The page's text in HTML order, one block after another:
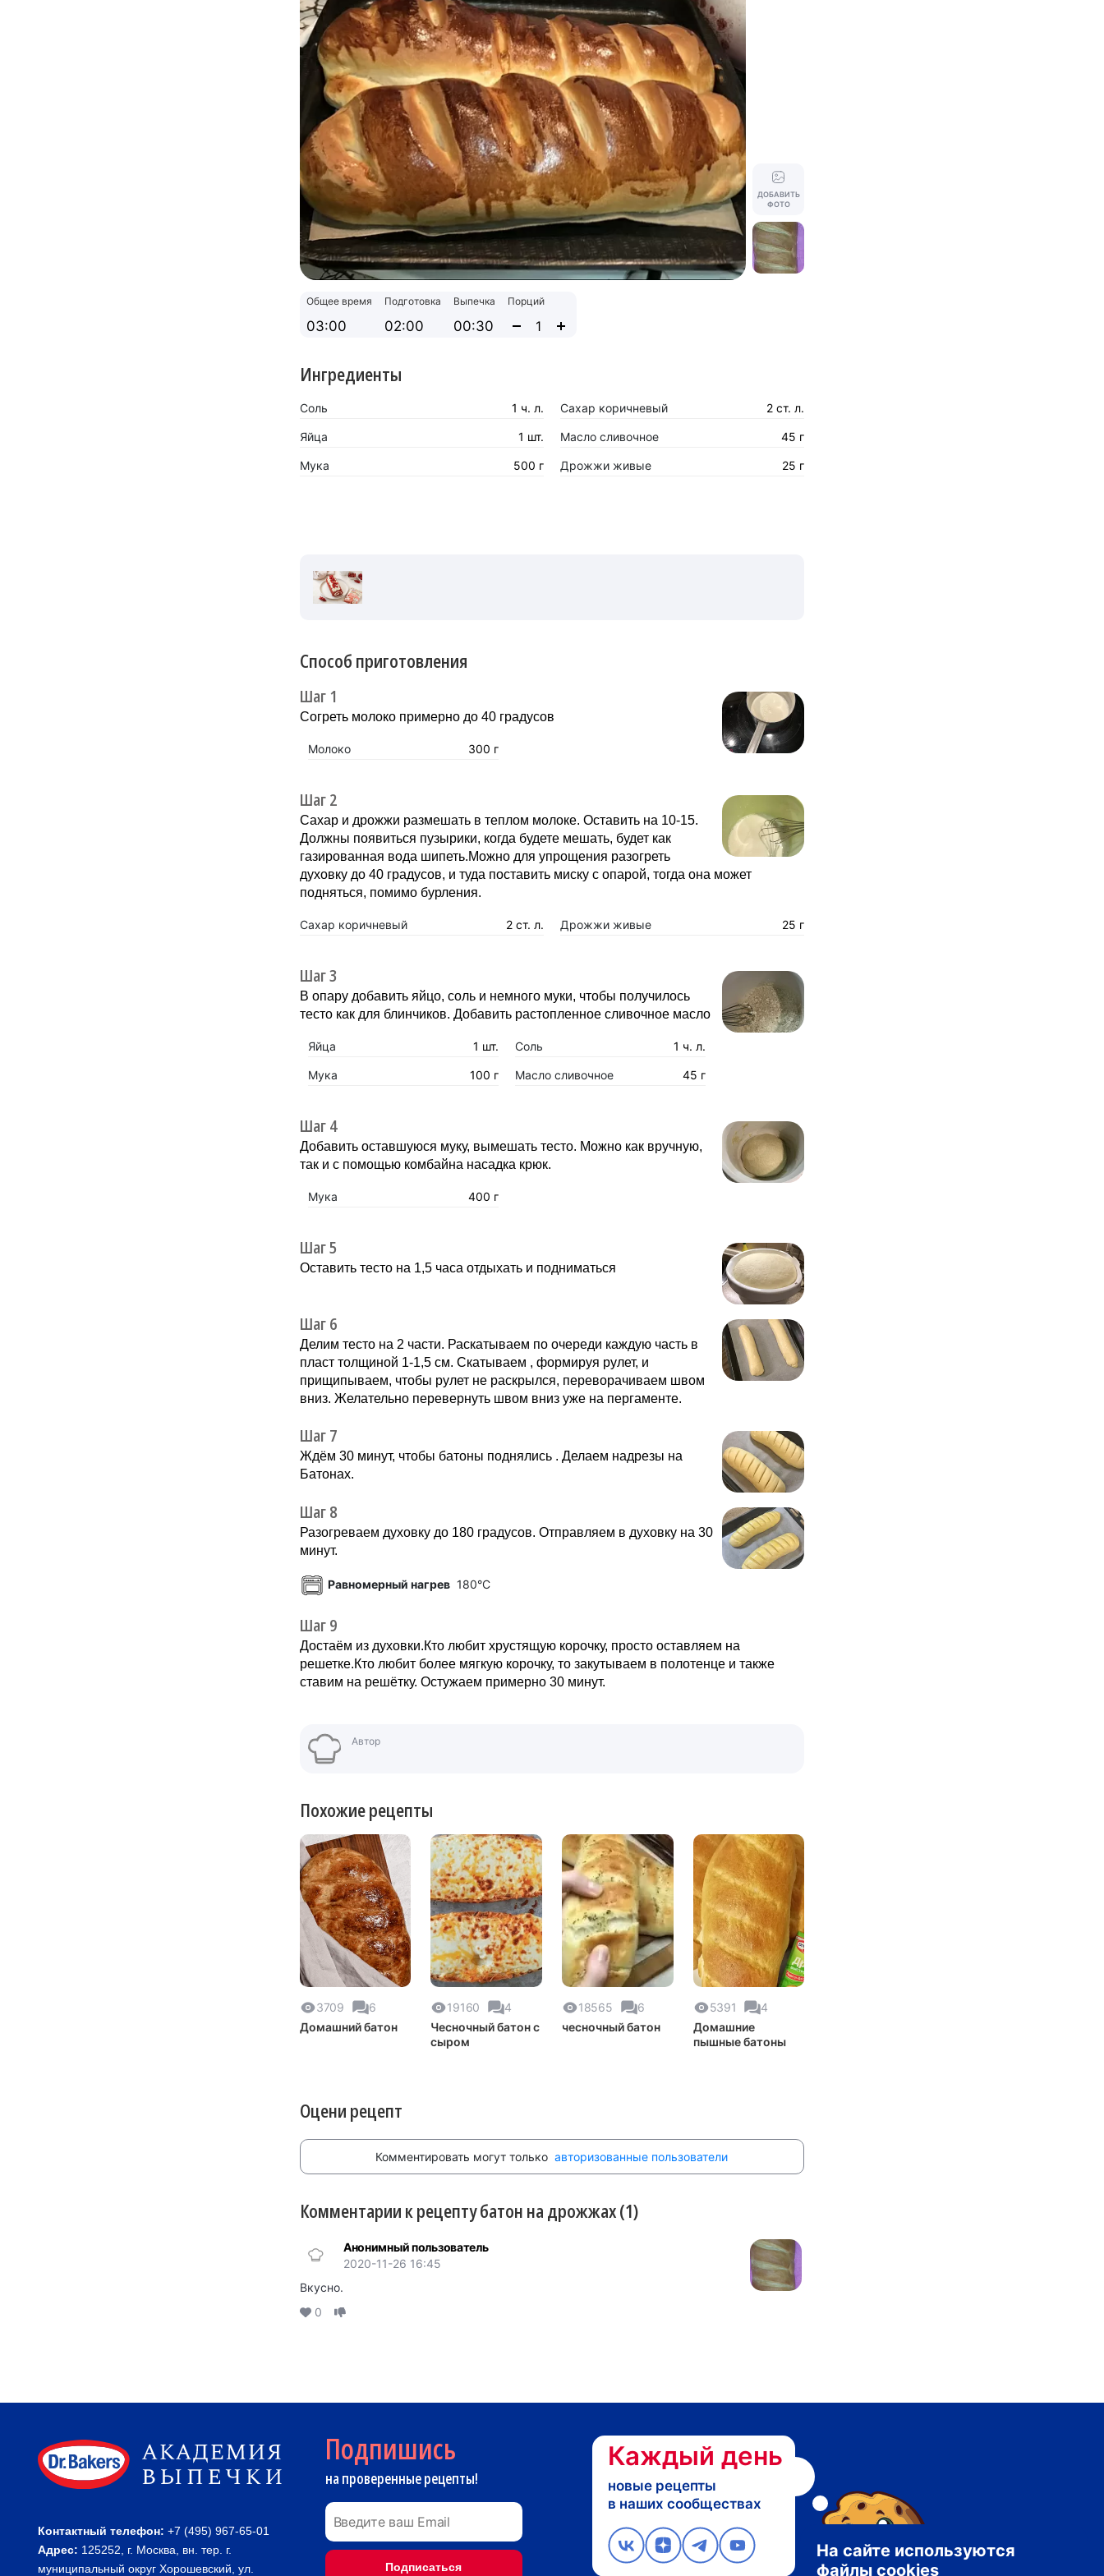
ДОБАВИТЬ
ФОТО
Общее время
03:00
Подготовка
02:00
Выпечка
00:30
Порций
Ингредиенты
Соль 1 ч. л. Сахар коричневый 2 ст. л.
Яйца 1 шт. Масло сливочное 45 г
Мука 500 г Дрожжи живые 25 г
Способ приготовления
Шаг 1
Согреть молоко примерно до 40 градусов
Молоко 300 г
Шаг 2
Сахар и дрожжи размешать в теплом молоке. Оставить на 10-15.
Должны появиться пузырики, когда будете мешать, будет как
газированная вода шипеть.Можно для упрощения разогреть
духовку до 40 градусов, и туда поставить миску с опарой, тогда она может
подняться, помимо бурления.
Сахар коричневый 2 ст. л. Дрожжи живые 25 г
Шаг 3
В опару добавить яйцо, соль и немного муки, чтобы получилось
тесто как для блинчиков. Добавить растопленное сливочное масло
Яйца 1 шт. Соль 1 ч. л.
Мука 100 г Масло сливочное 45 г
Шаг 4
Добавить оставшуюся муку, вымешать тесто. Можно как вручную,
так и с помощью комбайна насадка крюк.
Мука 400 г
Шаг 5
Оставить тесто на 1,5 часа отдыхать и подниматься
Шаг 6
Делим тесто на 2 части. Раскатываем по очереди каждую часть в
пласт толщиной 1-1,5 см. Скатываем , формируя рулет, и
прищипываем, чтобы рулет не раскрылся, переворачиваем швом
вниз. Желательно перевернуть швом вниз уже на пергаменте.
Шаг 7
Ждём 30 минут, чтобы батоны поднялись . Делаем надрезы на
Батонах.
Шаг 8
Разогреваем духовку до 180 градусов. Отправляем в духовку на 30
минут.
Равномерный нагрев180°C
Шаг 9
Достаём из духовки.Кто любит хрустящую корочку, просто оставляем на
решетке.Кто любит более мягкую корочку, то закутываем в полотенце и также
ставим на решётку. Остужаем примерно 30 минут.
Автор
Похожие рецепты
3709
6
Домашний батон
19160
4
Чесночный батон с
сыром
18565
6
чесночный батон
5391
4
Домашние
пышные батоны
Оцени рецепт
Комментировать могут толькоавторизованные пользователи
Комментарии к рецепту батон на дрожжах (1)
Анонимный пользователь
2020-11-26 16:45
Вкусно.
0
Контактный телефон: +7 (495) 967-65-01
Адрес: 125252, г. Москва, вн. тер. г.
муниципальный округ Хорошевский, ул.
Подпишись
на проверенные рецепты!
Каждый день
новые рецепты
в наших сообществах
На сайте используются
файлы cookies